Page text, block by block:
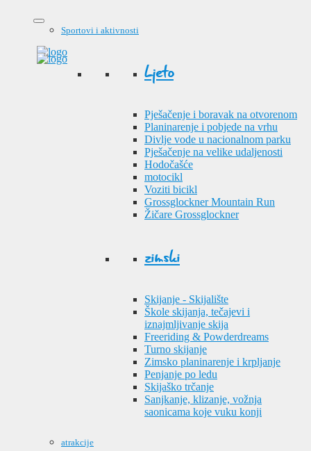
Sportovi i aktivnosti
Ljeto
Pješačenje i boravak na otvorenom
Planinarenje i pobjede na vrhu
Divlje vode u nacionalnom parku
Pješačenje na velike udaljenosti
Hodočašće
motocikl
Voziti bicikl
Grossglockner Mountain Run
Žičare Grossglockner
zimski
Skijanje - Skijalište
Škole skijanja, tečajevi i
iznajmljivanje skija
Freeriding & Powderdreams
Turno skijanje
Zimsko planinarenje i krpljanje
Penjanje po ledu
Skijaško trčanje
Sanjkanje, klizanje, vožnja
saonicama koje vuku konji
atrakcije